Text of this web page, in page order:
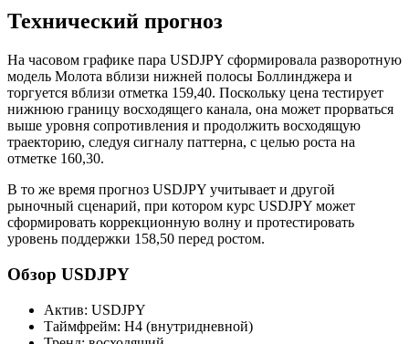
Технический прогноз
На часовом графике пара USDJPY сформировала разворотную
модель Молота вблизи нижней полосы Боллинджера и
торгуется вблизи отметка 159,40. Поскольку цена тестирует
нижнюю границу восходящего канала, она может прорваться
выше уровня сопротивления и продолжить восходящую
траекторию, следуя сигналу паттерна, с целью роста на
отметке 160,30.
В то же время прогноз USDJPY учитывает и другой
рыночный сценарий, при котором курс USDJPY может
сформировать коррекционную волну и протестировать
уровень поддержки 158,50 перед ростом.
Обзор USDJPY
Актив: USDJPY
Таймфрейм: H4 (внутридневной)